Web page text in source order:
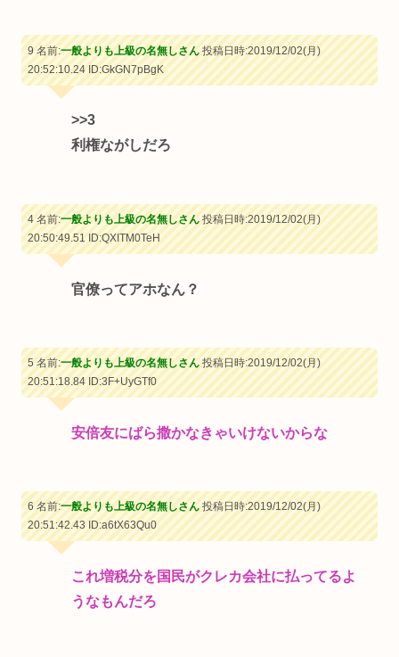
9 名前:一般よりも上級の名無しさん投稿日時:2019/12/02(月)
20:52:10.24ID:GkGN7pBgK
>>3
利権ながしだろ
4 名前:一般よりも上級の名無しさん投稿日時:2019/12/02(月)
20:50:49.51ID:QXITM0TeH
官僚ってアホなん？
5 名前:一般よりも上級の名無しさん投稿日時:2019/12/02(月)
20:51:18.84ID:3F+UyGTf0
安倍友にばら撒かなきゃいけないからな
6 名前:一般よりも上級の名無しさん投稿日時:2019/12/02(月)
20:51:42.43ID:a6tX63Qu0
これ増税分を国民がクレカ会社に払ってるよ
うなもんだろ